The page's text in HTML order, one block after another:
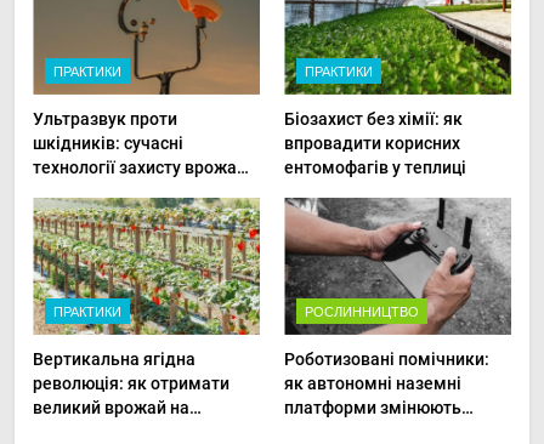
ПРАКТИКИ
Ультразвук проти
шкідників: сучасні
технології захисту врожаю
ПРАКТИКИ
Біозахист без хімії: як
впровадити корисних
ентомофагів у теплиці
ПРАКТИКИ
Вертикальна ягідна
революція: як отримати
великий врожай на
РОСЛИННИЦТВО
Роботизовані помічники:
як автономні наземні
платформи змінюють